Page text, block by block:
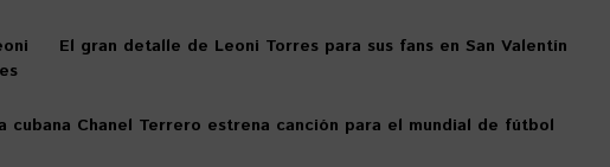
El gran detalle de Leoni Torres para sus fans en San Valentín
cubana Chanel Terrero estrena canción para el mundial de fútbol